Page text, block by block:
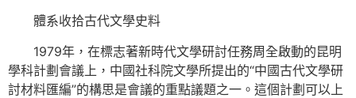
體系收拾古代文學史料
1979年，在標志著新時代文學研討任務周全啟動的昆明
學科計劃會議上，中國社科院文學所提出的“中國古代文學研
討材料匯編”的構思是會議的重點議題之一。這個計劃可以上